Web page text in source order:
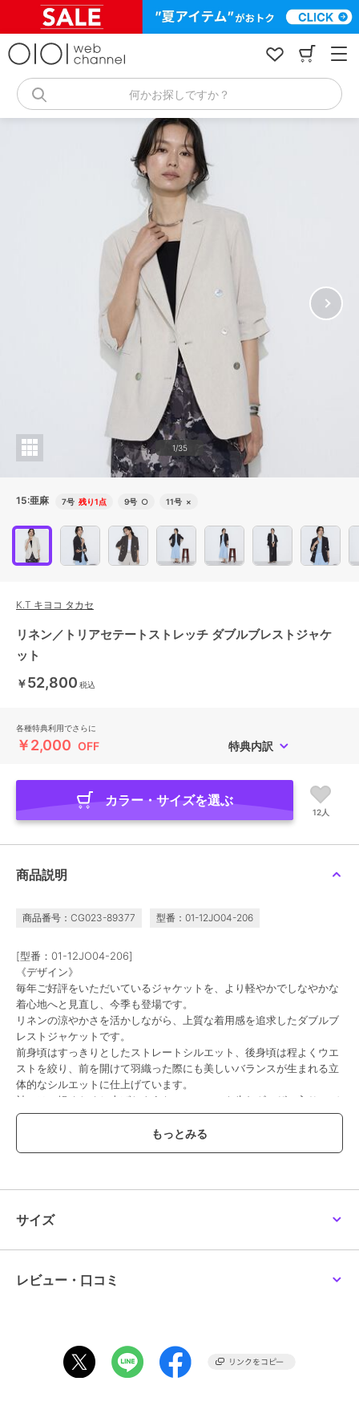
キ
何かお探しですか？
1/35
15:亜麻 7号 残り1点 9号 ○ 11号 ×
K.T キヨコ タカセ
リネン／トリアセテートストレッチ ダブルブレストジャケ
ット
￥52,800 税込
各種特典利用でさらに
￥2,000 OFF 特典内訳
カラー・サイズを選ぶ
12人
商品説明
商品番号：CG023-89377 型番：01-12JO04-206
[型番：01-12JO04-206]
《デザイン》
毎年ご好評をいただいているジャケットを、より軽やかでしなやかな
着心地へと見直し、今季も登場です。
リネンの涼やかさを活かしながら、上質な着用感を追求したダブルブ
レストジャケットです。
前身頃はすっきりとしたストレートシルエット、後身頃は程よくウエ
ストを絞り、前を開けて羽織った際にも美しいバランスが生まれる立
体的なシルエットに仕上げています。
袖には、軽くたくし上げたようなニュアンスを生むギャザー入りのデ
ザインスリーブを採用しています。
袖口は本開き仕様で、細部まで丁寧な仕立てにこだわっています。
ボタンには天然の貝ボタンを使用しています。
《素材》
用し、横方向に適度な伸縮性を持たせることで快適な着心地を実現し
(カラー)15:亜麻はリネン100％のよこ糸で自然な色合いを表現してい
サイズ
レビュー・口コミ